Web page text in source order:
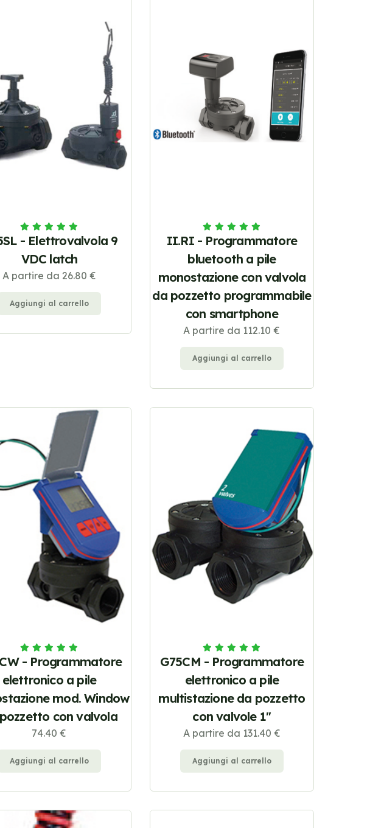
- Elettrovalvola 9
VDC latch
A partire da 26.80 €
Aggiungi al carrello
II.RI - Programmatore
bluetooth a pile
monostazione con valvola
da pozzetto programmabile
con smartphone
A partire da 112.10 €
Aggiungi al carrello
- Programmatore
elettronico a pile
mod. Window
con valvola
74.40 €
Aggiungi al carrello
G75CM - Programmatore
elettronico a pile
multistazione da pozzetto
con valvole 1''
A partire da 131.40 €
Aggiungi al carrello